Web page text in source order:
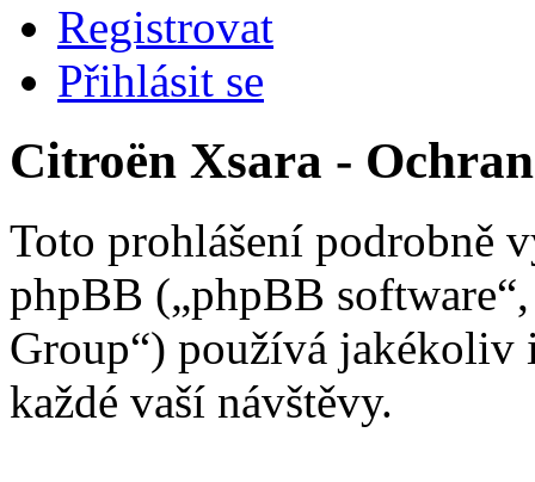
Registrovat
Přihlásit se
Citroën Xsara -
Toto prohlášení podrobně
phpBB („phpBB
Group“) používá jakékoliv
každé vaší návštěvy.